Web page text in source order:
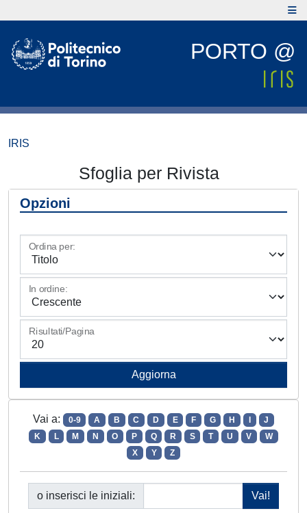
PORTO @
IRIS
Sfoglia per Rivista
Opzioni
Ordina per:
In ordine:
Risultati/Pagina
Vai a: 0-9 A B C D E F G H
J
K
L M N O P Q R S T U V
W
X
Y Z
o inserisci le iniziali: